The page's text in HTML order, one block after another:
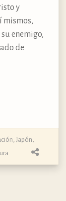
y
mismos,
enemigo,
de
Japón